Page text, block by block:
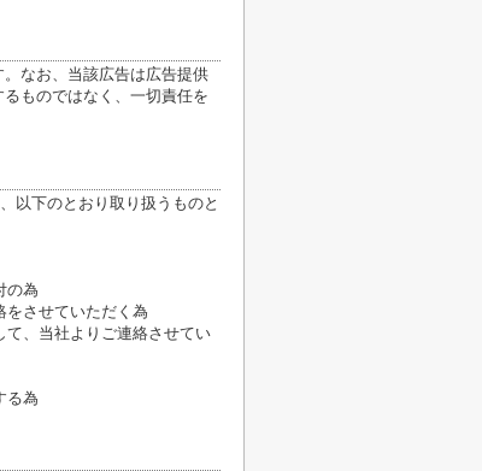
なお、当該広告は広告提供
ものではなく、一切責任を
以下のとおり取り扱うものと
の為
をさせていただく為
て、当社よりご連絡させてい
る為